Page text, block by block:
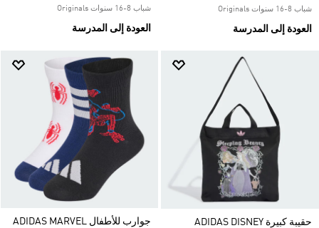
شباب 8-16 سنوات Originals
العودة إلى المدرسة
شباب 8-16 سنوات Originals
العودة إلى المدرسة
حقيبة كبيرة ADIDAS DISNEY
جوارب للأطفال ADIDAS MARVEL